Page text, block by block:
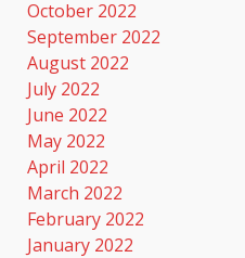
October 2022
September 2022
August 2022
July 2022
June 2022
May 2022
April 2022
March 2022
February 2022
January 2022